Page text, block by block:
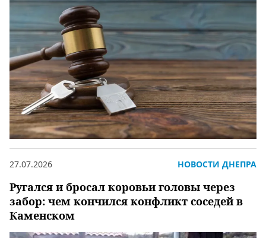
Ругался и бросал коровьи головы через
забор: чем кончился конфликт соседей в
Каменском
27.07.2026 НОВОСТИ ДНЕПРА